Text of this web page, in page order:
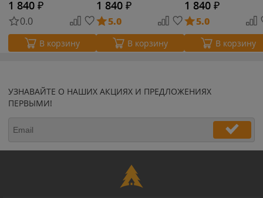
1 840 ₽
0.0
В корзину
1 840 ₽
5.0
В корзину
1 840 ₽
5.0
В корзину
УЗНАВАЙТЕ О НАШИХ АКЦИЯХ И ПРЕДЛОЖЕНИЯХ
ПЕРВЫМИ!